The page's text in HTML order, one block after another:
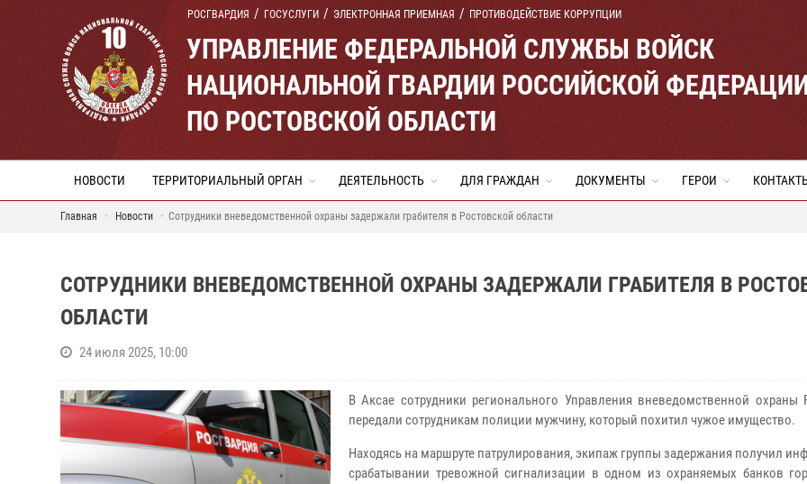
РОСГВАРДИЯ ГОСУСЛУГИ ЭЛЕКТРОННАЯ ПРИЕМНАЯ ПРОТИВОДЕЙСТВИЕ КОРРУПЦИИ
УПРАВЛЕНИЕ ФЕДЕРАЛЬНОЙ СЛУЖБЫ ВОЙСК
НАЦИОНАЛЬНОЙ ГВАРДИИ РОССИЙСКОЙ
ПО РОСТОВСКОЙ ОБЛАСТИ
НОВОСТИ ТЕРРИТОРИАЛЬНЫЙ ОРГАН ДЕЯТЕЛЬНОСТЬ ДЛЯ ГРАЖДАН ДОКУМЕНТЫ ГЕРОИ
Главная Новости Сотрудники вневедомственной охраны задержали грабителя в Ростовской области
СОТРУДНИКИ ВНЕВЕДОМСТВЕННОЙ ОХРАНЫ ЗАДЕРЖАЛИ ГРАБИТЕЛЯ В
ОБЛАСТИ
24 июля 2025, 10:00
В Аксае сотрудники регионального Управления вневедомственной охраны
передали сотрудникам полиции мужчину, который похитил чужое имущество.
Находясь на маршруте патрулирования, экипаж группы задержания получил
срабатывании тревожной сигнализации в одном из охраняемых банков